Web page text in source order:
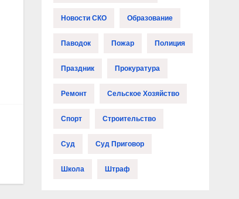
Новости СКО Образование
Паводок Пожар Полиция
Праздник Прокуратура
Ремонт Сельское Хозяйство
Спорт Строительство
Суд Суд Приговор
Школа Штраф